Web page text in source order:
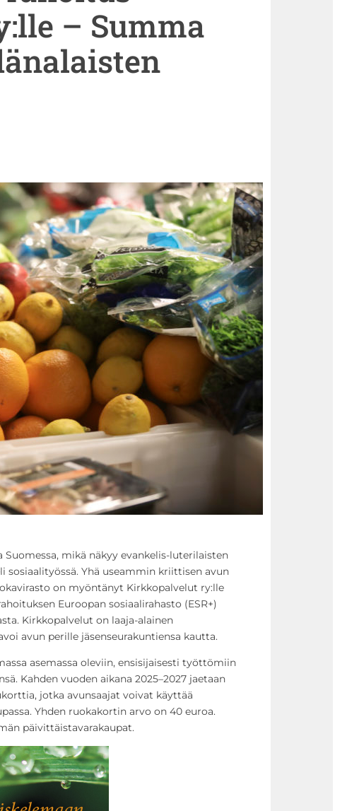
– Summa
Suomessa, mikä näkyy evankelis-luterilaisten
sosiaalityössä. Yhä useammin kriittisen avun
on myöntänyt Kirkkopalvelut ry:lle
Euroopan sosiaalirahasto (ESR+)
Kirkkopalvelut on laaja-alainen
avun perille jäsenseurakuntiensa kautta.
asemassa oleviin, ensisijaisesti työttömiin
Kahden vuoden aikana 2025–2027 jaetaan
jotka avunsaajat voivat käyttää
Yhden ruokakortin arvo on 40 euroa.
päivittäistavarakaupat.